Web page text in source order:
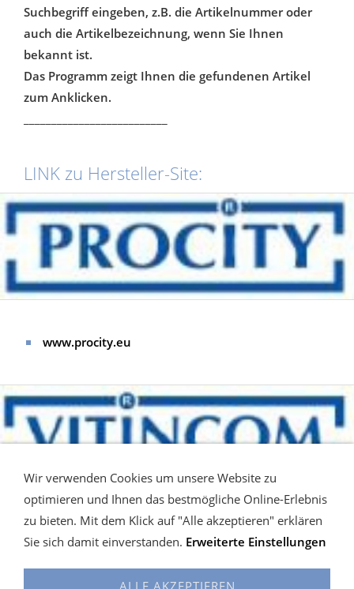
Suchbegriff eingeben, z.B. die Artikelnummer oder
auch die Artikelbezeichnung, wenn Sie Ihnen
bekannt ist.
Das Programm zeigt Ihnen die gefundenen Artikel
zum Anklicken.
LINK zu Hersteller-Site:
www.procity.eu
Wir verwenden Cookies um unsere Website zu
optimieren und Ihnen das bestmögliche Online-Erlebnis
zu bieten. Mit dem Klick auf "Alle akzeptieren" erklären
Sie sich damit einverstanden. Erweiterte Einstellungen
ALLE AKZEPTIEREN